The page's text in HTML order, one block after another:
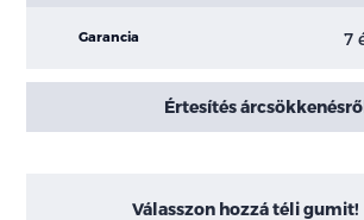
Garancia 7
Értesítés
Válasszon hozzá téli gumit!